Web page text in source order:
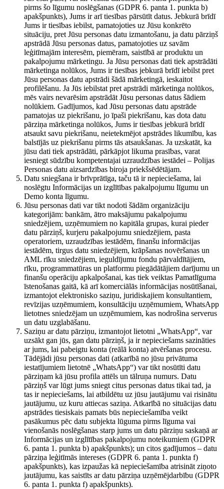
pirms šo līgumu noslēgšanas (GDPR 6. panta 1. punkta b)
apakšpunkts), Jums ir arī tiesības pārsūtīt datus. Jebkurā brīdī
Jums ir tiesības iebilst, pamatojoties uz Jūsu konkrēto
situāciju, pret Jūsu personas datu izmantošanu, ja datu pārziņš
apstrādā Jūsu personas datus, pamatojoties uz savām
leģitīmajām interesēm, piemēram, saistībā ar produktu un
pakalpojumu mārketingu. Ja Jūsu personas dati tiek apstrādāti
mārketinga nolūkos, Jums ir tiesības jebkurā brīdī iebilst pret
Jūsu personas datu apstrādi šādā mārketingā, ieskaitot
profilēšanu. Ja Jūs iebilstat pret apstrādi mārketinga nolūkos,
mēs vairs nevarēsim apstrādāt Jūsu personas datus šādiem
nolūkiem. Gadījumos, kad Jūsu personas datu apstrāde
pamatojas uz piekrišanu, jo īpaši piekrišanu, kas dota datu
pārziņa mārketinga nolūkos, Jums ir tiesības jebkurā brīdī
atsaukt savu piekrišanu, neietekmējot apstrādes likumību, kas
balstījās uz piekrišanu pirms tās atsaukšanas. Ja uzskatāt, ka
jūsu dati tiek apstrādāti, pārkāpjot likuma prasības, varat
iesniegt sūdzību kompetentajai uzraudzības iestādei – Polijas
Personas datu aizsardzības biroja priekšsēdētājam.
Datu sniegšana ir brīvprātīga, taču tā ir nepieciešama, lai
noslēgtu Informācijas un izglītības pakalpojumu līgumu un
Demo konta līgumu.
Jūsu personas dati var tikt nodoti šādām organizāciju
kategorijām: bankām, ātro maksājumu pakalpojumu
sniedzējiem, uzņēmumiem no kapitāla grupas, kurai pieder
datu pārziņš, kurjeru pakalpojumu sniedzējiem, pasta
operatoriem, uzraudzības iestādēm, finanšu informācijas
iestādēm, tirgus datu sniedzējiem, krāpšanas novēršanas un
AML rīku sniedzējiem, ieguldījumu fondu pārvaldītājiem,
rīku, programmatūras un platformu piegādātājiem darījumu un
finanšu operāciju apkalpošanai, kas tiek veiktas Pamatlīguma
īstenošanas gaitā, kā arī komerciālās informācijas nosūtīšanai,
izmantojot elektronisko saziņu, juridiskajiem konsultantiem,
revīzijas uzņēmumiem, konsultāciju uzņēmumiem, WhatsApp
lietotnes sniedzējam un uzņēmumiem, kas nodrošina serverus
un datu uzglabāšanu.
Saziņu ar datu pārziņu, izmantojot lietotni „WhatsApp“, var
uzsākt gan jūs, gan datu pārziņš, ja ir nepieciešams sazināties
ar jums, lai pabeigtu konta (reālā konta) atvēršanas procesu.
Tādējādi jūsu personas dati (atkarībā no jūsu privātuma
iestatījumiem lietotnē „WhatsApp“) var tikt nosūtīti datu
pārziņam kā jūsu profila attēls un tālruņa numurs. Datu
pārziņš var lūgt jums sniegt citus personas datus tikai tad, ja
tas ir nepieciešams, lai atbildētu uz jūsu jautājumu vai risinātu
jautājumu, uz kuru attiecas saziņa. Atkarībā no situācijas datu
apstrādes tiesiskais pamats būs nepieciešamība veikt
pasākumus pēc datu subjekta lūguma pirms līguma vai
vienošanās noslēgšanas starp jums un datu pārziņu saskaņā ar
Informācijas un izglītības pakalpojumu noteikumiem (GDPR
6. panta 1. punkta b) apakšpunkts); un citos gadījumos – datu
pārziņa leģitīmās intereses (GDPR 6. panta 1. punkta f)
apakšpunkts), kas izpaužas kā nepieciešamība atrisināt ziņoto
jautājumu, kas saistīts ar datu pārziņa uzņēmējdarbību (GDPR
6. panta 1. punkta f) apakšpunkts).